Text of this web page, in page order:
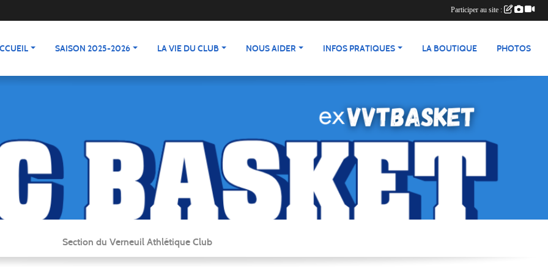
SAISON 2025-2026 LA VIE DU CLUB NOUS AIDER INFOS PRATIQUES LA BOUTIQUE PHOTOS
Section du Verneuil Athlétique Club
Participer au site :